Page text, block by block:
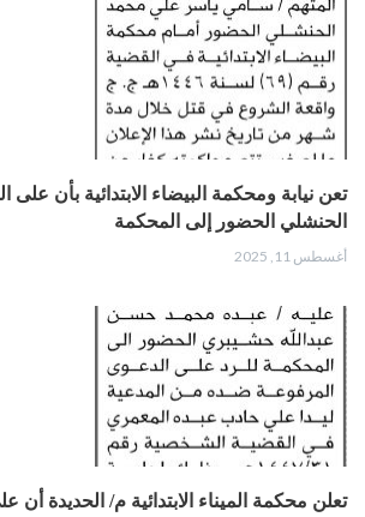
تعن نيابة ومحكمة البيضاء الابتدائية بأن
الحنشلي الحضور إلى المحكمة
أغسطس 11, 2025
تعلن محكمة الميناء الابتدائية م/ الحديدة أن